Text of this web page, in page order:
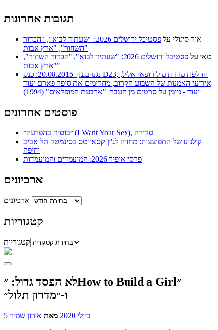
תגובות אחרונות
אור סיגולי על
פסטיבל ירושלים 2026: "שעתיד לבוא", "הכדור
השחור", "ארץ אבות"
טאי על
פסטיבל ירושלים 2026: "שעתיד לבוא", "הכדור השחור",
"ארץ אבות"
נגנז בגנזך 20.08.2015: כנס D23, החלפת מזוזות מול רופאי אליל,
אירועי האמנות של השבוע הקרוב, מחרימים את סופר פארם ועוד
ועוד - ניימן על סרטים מן העבר: "ארבעת המופלאים" (1994)
פוסטים אחרונים
״בוסית בהפרעה״ (I Want Your Sex), סקירה
קולנוע של התפוצצות: מחווה לג'ון קסאווטס בסינמטק תל אביב
וחיפה
פרסי אופיר 2026: המועמדים והמועמדות
ארכיונים
ארכיונים
קטגוריות
קטגוריות
לא הפסד גדול: ״How to Build a Girl״
ו-״מדרון תלול״
5 ביולי 2020 מאת אורון שמיר